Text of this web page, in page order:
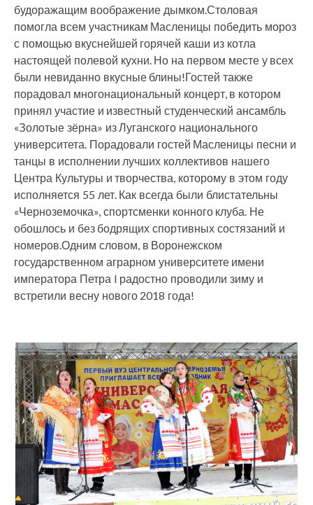
будоражащим воображение дымком.Столовая
помогла всем участникам Масленицы победить мороз
с помощью вкуснейшей горячей каши из котла
настоящей полевой кухни. Но на первом месте у всех
были невиданно вкусные блины!Гостей также
порадовал многонациональный концерт, в котором
принял участие и известный студенческий ансамбль
«Золотые зёрна» из Луганского национального
университета. Порадовали гостей Масленицы песни и
танцы в исполнении лучших коллективов нашего
Центра Культуры и творчества, которому в этом году
исполняется 55 лет. Как всегда были блистательны
«Черноземочка», спортсменки конного клуба. Не
обошлось и без бодрящих спортивных состязаний и
номеров.Одним словом, в Воронежском
государственном аграрном университете имени
императора Петра I радостно проводили зиму и
встретили весну нового 2018 года!